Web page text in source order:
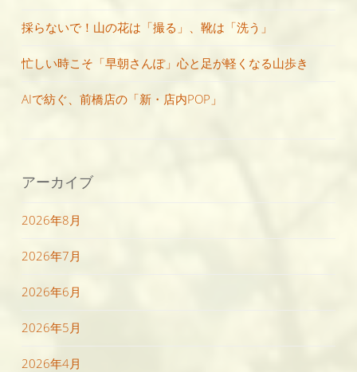
採らないで！山の花は「撮る」、靴は「洗う」
忙しい時こそ「早朝さんぽ」心と足が軽くなる山歩き
AIで紡ぐ、前橋店の「新・店内POP」
アーカイブ
2026年8月
2026年7月
2026年6月
2026年5月
2026年4月